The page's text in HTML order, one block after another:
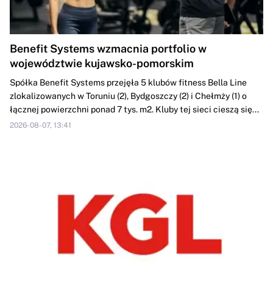
Benefit Systems wzmacnia portfolio w
województwie kujawsko-pomorskim
Spółka Benefit Systems przejęła 5 klubów fitness Bella Line
zlokalizowanych w Toruniu (2), Bydgoszczy (2) i Chełmży (1) o
łącznej powierzchni ponad 7 tys. m2. Kluby tej sieci cieszą się...
2026-08-07, 13:41